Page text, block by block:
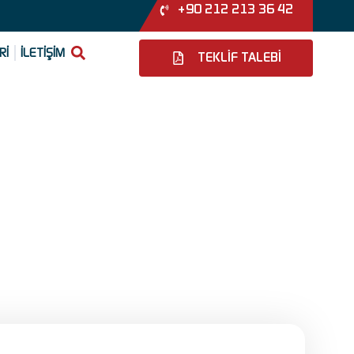
+90 212 213 36 42
İLETİŞİM TEKLİF TALEBİ